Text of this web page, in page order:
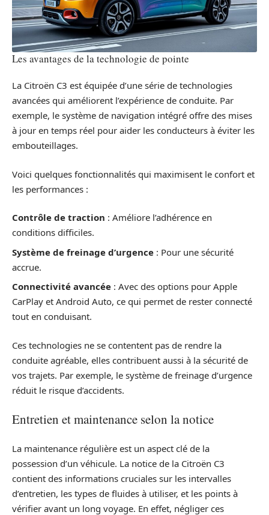
Les avantages de la technologie de pointe
La Citroën C3 est équipée d’une série de technologies
avancées qui améliorent l’expérience de conduite. Par
exemple, le système de navigation intégré offre des mises
à jour en temps réel pour aider les conducteurs à éviter les
embouteillages.
Voici quelques fonctionnalités qui maximisent le confort et
les performances :
Contrôle de traction : Améliore l’adhérence en
conditions difficiles.
Système de freinage d’urgence : Pour une sécurité
accrue.
Connectivité avancée : Avec des options pour Apple
CarPlay et Android Auto, ce qui permet de rester connecté
tout en conduisant.
Ces technologies ne se contentent pas de rendre la
conduite agréable, elles contribuent aussi à la sécurité de
vos trajets. Par exemple, le système de freinage d’urgence
réduit le risque d’accidents.
Entretien et maintenance selon la notice
La maintenance régulière est un aspect clé de la
possession d’un véhicule. La notice de la Citroën C3
contient des informations cruciales sur les intervalles
d’entretien, les types de fluides à utiliser, et les points à
vérifier avant un long voyage. En effet, négliger ces